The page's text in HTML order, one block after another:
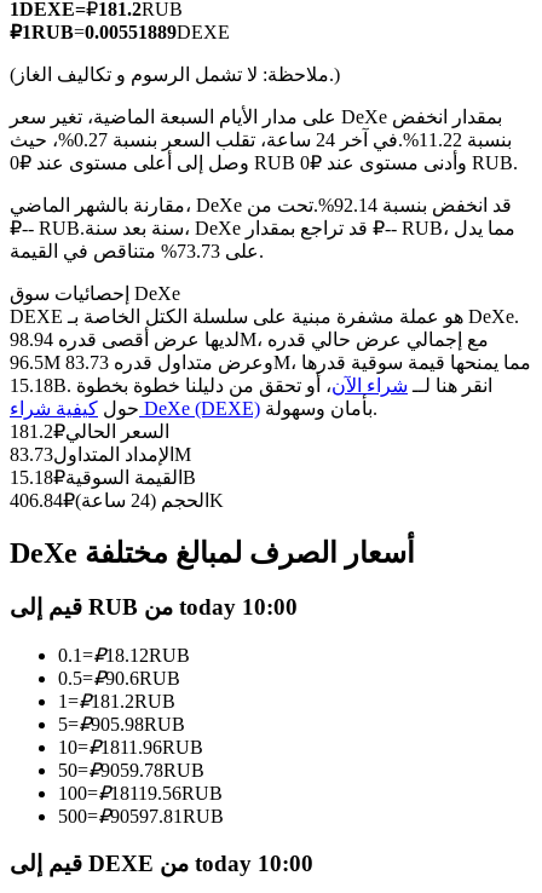
مشتقات الأسهم والعملات الأجنبية والمعادن الثمينة والسلع
العقود الآجلة USDC
نسخ التداول
استمتع بتقاسم الأرباح وعمولات نسخ التداول
1DEXE=₽181.2RUB
₽1RUB=0.00551889DEXE
(ملاحظة: لا تشمل الرسوم و تكاليف الغاز.)
على مدار الأيام السبعة الماضية، تغير سعر DeXe بمقدار انخفض
بنسبة 11.22%.
في آخر 24 ساعة، تقلب السعر بنسبة 0.27%، حيث
وصل إلى أعلى مستوى عند ₽0 RUB وأدنى مستوى عند ₽0 RUB.
مقارنة بالشهر الماضي، DeXe قد انخفض بنسبة 92.14%.تحت من
₽-- RUB.سنة بعد سنة، DeXe قد تراجع بمقدار ₽-- RUB، مما يدل
على 73.73% متناقص في القيمة.
إحصائيات سوق DeXe
DEXE هو عملة مشفرة مبنية على سلسلة الكتل الخاصة بـ DeXe.
لديها عرض أقصى قدره 98.94M، مع إجمالي عرض حالي قدره
96.5M وعرض متداول قدره 83.73M، مما يمنحها قيمة سوقية قدرها
15.18B. انقر هنا لــ شراء الآن، أو تحقق من دليلنا خطوة بخطوة
حول كيفية شراء DeXe (DEXE)
بأمان وسهولة.
السعر الحالي₽
181.2
الإمداد المتداول 83.73M
القيمة السوقية₽
15.18B
الحجم (24 ساعة)
₽ 406.84K
DeXe أسعار الصرف لمبالغ مختلفة
قيم إلى RUB من today 10:00
0.1=₽18.12RUB
0.5=₽90.6RUB
1=₽181.2RUB
5=₽905.98RUB
10=₽1811.96RUB
50=₽9059.78RUB
100=₽18119.56RUB
500=₽90597.81RUB
قيم إلى DEXE من today 10:00